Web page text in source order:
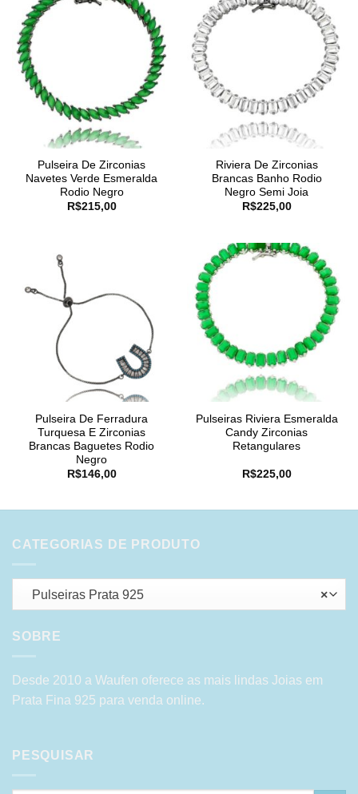
Pulseira De Zirconias
Navetes Verde Esmeralda
Rodio Negro
R$215,00
Riviera De Zirconias
Brancas Banho Rodio
Negro Semi Joia
R$225,00
Pulseira De Ferradura
Turquesa E Zirconias
Brancas Baguetes Rodio
Negro
R$146,00
Pulseiras Riviera Esmeralda
Candy Zirconias
Retangulares
R$225,00
CATEGORIAS DE PRODUTO
×
Pulseiras Prata 925
SOBRE
Desde 2010 a Waufen oferece as mais lindas Joias em
Prata Fina 925 para venda online.
PESQUISAR